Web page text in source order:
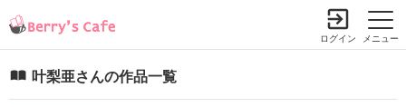
メニュー
ログイン
叶梨亜さんの作品一覧